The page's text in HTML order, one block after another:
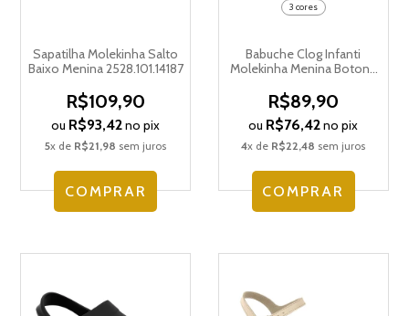
Sapatilha Molekinha Salto
Baixo Menina 2528.101.14187
R$109,90
ou R$93,42no pix
5x de R$21,98 sem juros
COMPRAR
3 cores
Babuche Clog Infanti
Molekinha Menina Botons
R$89,90
ou R$76,42no pix
4x de R$22,48 sem juros
COMPRAR